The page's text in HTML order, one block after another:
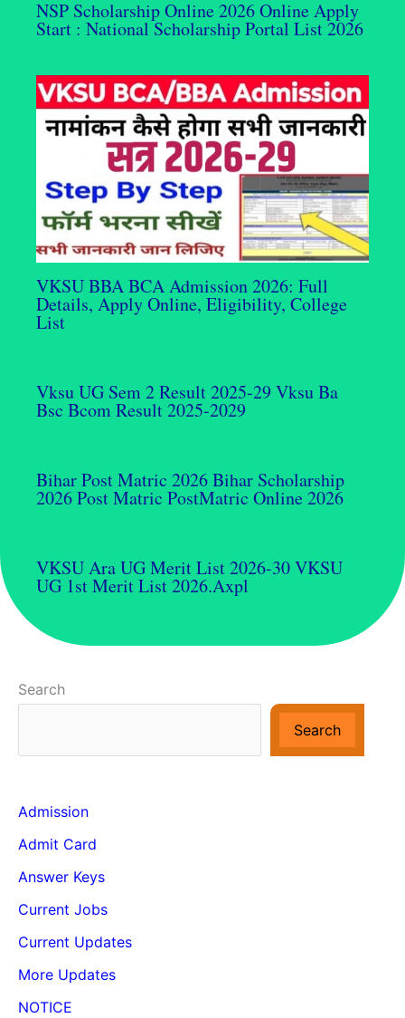
NSP Scholarship Online 2026 Online Apply
Start : National Scholarship Portal List 2026
VKSU BBA BCA Admission 2026: Full
Details, Apply Online, Eligibility, College
List
Vksu UG Sem 2 Result 2025-29 Vksu Ba
Bsc Bcom Result 2025-2029
Bihar Post Matric 2026 Bihar Scholarship
2026 Post Matric PostMatric Online 2026
VKSU Ara UG Merit List 2026-30 VKSU
UG 1st Merit List 2026.axpl
Search
Search
Admission
Admit Card
Answer Keys
Current Jobs
Current Updates
More Updates
NOTICE